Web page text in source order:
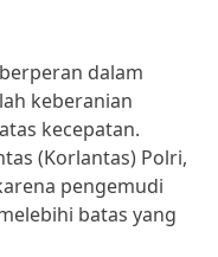
dalam
keberanian
kecepatan.
(Korlantas) Polri,
pengemudi
batas yang